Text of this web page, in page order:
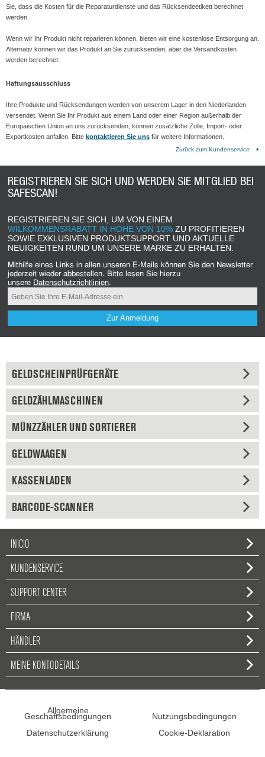
Sie, dass die Kosten für die Reparaturdienste und das Rücksendeetikett berechnet
werden.
Wenn wir Ihr Produkt nicht reparieren können, bieten wir eine kostenlose Entsorgung an.
Alternativ können wir das Produkt an Sie zurücksenden, aber die Versandkosten
werden berechnet.
Haftungsausschluss
Ihre Produkte und Rücksendungen werden von unserem Lager in den Niederlanden
versendet. Wenn Sie Ihr Produkt aus einem Land oder einer Region außerhalb der
Europäischen Union an uns zurücksenden, können zusätzliche Zölle, Import- oder
Exportkosten anfallen. Bitte kontaktieren Sie uns für weitere Informationen.
Zurück zum Kundenservice
REGISTRIEREN SIE SICH UND WERDEN SIE MITGLIED BEI
SAFESCAN!
REGISTRIEREN SIE SICH, UM VON EINEM
WILKOMMENSRABATT IN HÖHE VON 10% ZU PROFITIEREN
SOWIE EXKLUSIVEN PRODUKTSUPPORT UND AKTUELLE
NEUIGKEITEN RUND UM UNSERE MARKE ZU ERHALTEN.
Mithilfe eines Links in allen unseren E-Mails können Sie den Newsletter
jederzeit wieder abbestellen. Bitte lesen Sie hierzu
unsere Datenschutzrichtlinien.
Zur Anmeldung
GELDSCHEINPRÜFGERÄTE
GELDZÄHLMASCHINEN
MÜNZZÄHLER UND SORTIERER
GELDWAAGEN
KASSENLADEN
BARCODE-SCANNER
INICIO
KUNDENSERVICE
SUPPORT CENTER
FIRMA
HÄNDLER
MEINE KONTODETAILS
Allgemeine
Geschäftsbedingungen
Nutzungsbedingungen
Datenschutzerklärung
Cookie-Deklaration